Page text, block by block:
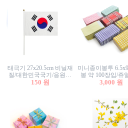
태극기 27x20.5cm 비닐재
질/대한민국국기/응원깃
발/행사깃발
150 원
미니종이봉투
봉 약 100장입/쥬
투/증명사진봉투/
3,000 원